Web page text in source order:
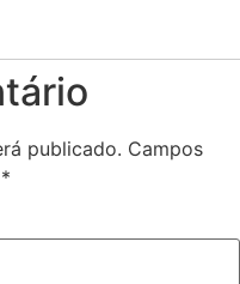
publicado. Campos
*